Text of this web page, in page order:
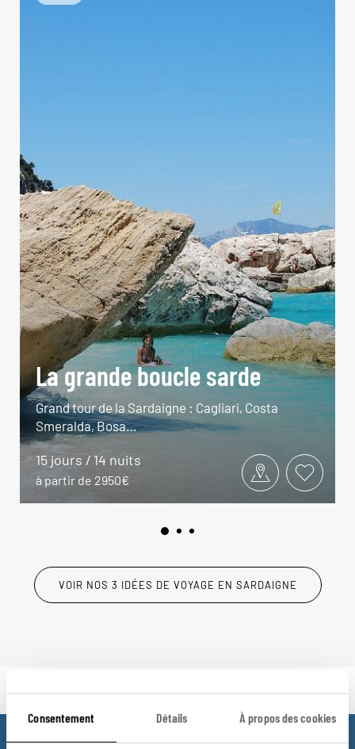
Consentement Détails À propos des cookies
La grande boucle sarde
Grand tour de la Sardaigne : Cagliari, Costa
Smeralda, Bosa…
15 jours / 14 nuits
à partir de 2950€
VOIR NOS 3 IDÉES DE VOYAGE EN SARDAIGNE